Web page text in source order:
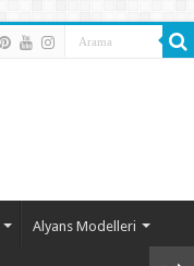
Alyans Modelleri